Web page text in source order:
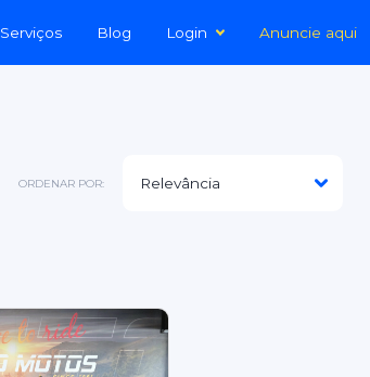
Serviços Blog Login Anuncie aqui
ORDENAR POR: